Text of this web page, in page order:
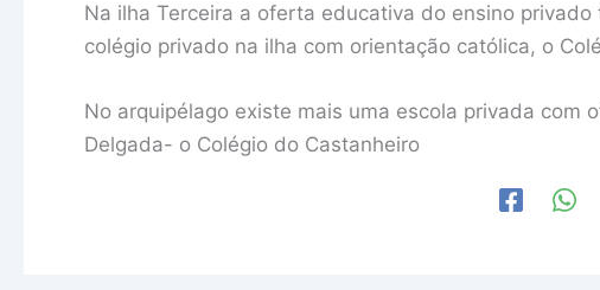
Na ilha Terceira a oferta educativa do ensino
colégio privado na ilha com orientação católica, o
No arquipélago existe mais uma escola privada com
Delgada- o Colégio do Castanheiro